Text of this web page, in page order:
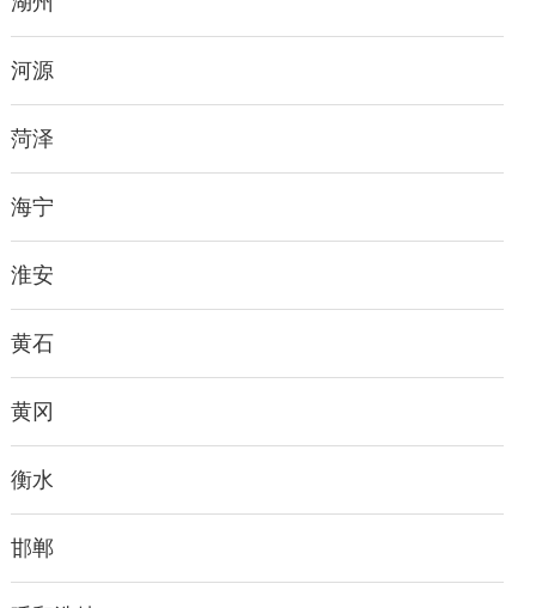
河源
菏泽
海宁
淮安
黄石
黄冈
衡水
邯郸